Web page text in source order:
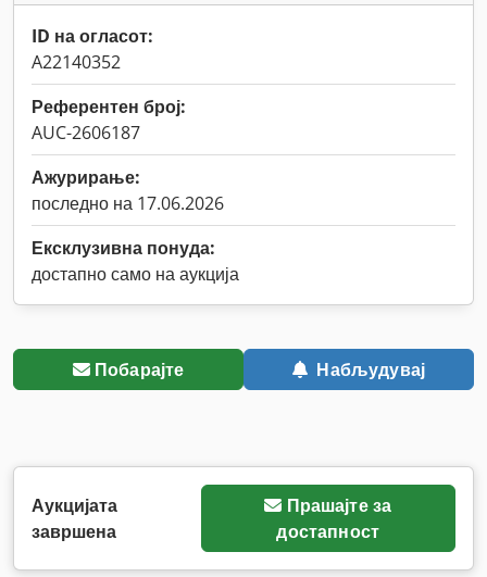
ID на огласот:
A22140352
Референтен број:
AUC-2606187
Ажурирање:
последно на 17.06.2026
Ексклузивна понуда:
достапно само на аукција
Побарајте Набљудувај
Аукцијата
завршена
Прашајте за
достапност